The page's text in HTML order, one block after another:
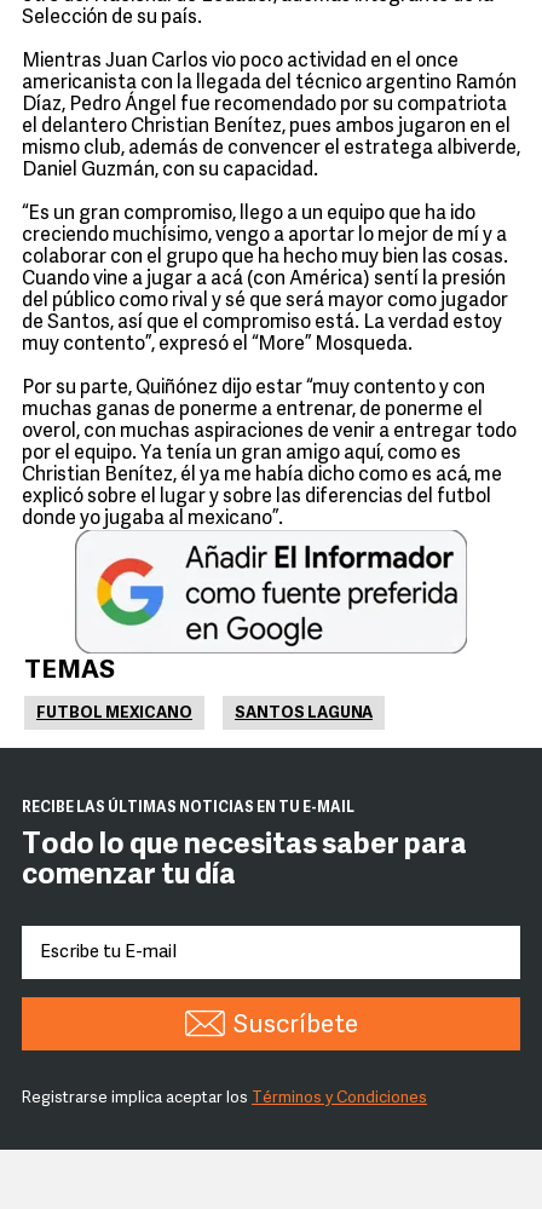
Selección de su país.
Mientras Juan Carlos vio poco actividad en el once
americanista con la llegada del técnico argentino Ramón
Díaz, Pedro Ángel fue recomendado por su compatriota
el delantero Christian Benítez, pues ambos jugaron en el
mismo club, además de convencer el estratega albiverde,
Daniel Guzmán, con su capacidad.
“Es un gran compromiso, llego a un equipo que ha ido
creciendo muchísimo, vengo a aportar lo mejor de mí y a
colaborar con el grupo que ha hecho muy bien las cosas.
Cuando vine a jugar a acá (con América) sentí la presión
del público como rival y sé que será mayor como jugador
de Santos, así que el compromiso está. La verdad estoy
muy contento”, expresó el “More” Mosqueda.
Por su parte, Quiñónez dijo estar “muy contento y con
muchas ganas de ponerme a entrenar, de ponerme el
overol, con muchas aspiraciones de venir a entregar todo
por el equipo. Ya tenía un gran amigo aquí, como es
Christian Benítez, él ya me había dicho como es acá, me
explicó sobre el lugar y sobre las diferencias del futbol
donde yo jugaba al mexicano”.
TEMAS
FUTBOL MEXICANO SANTOS LAGUNA
RECIBE LAS ÚLTIMAS NOTICIAS EN TU E-MAIL
Todo lo que necesitas saber para
comenzar tu día
Suscríbete
Registrarse implica aceptar los Términos y Condiciones